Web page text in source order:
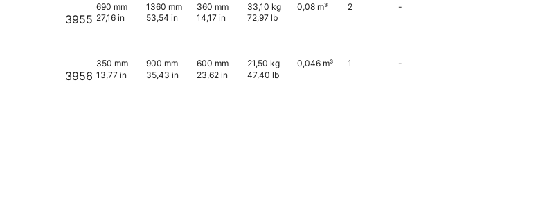
3955
690 mm
27,16 in
1360 mm
53,54 in
360 mm
14,17 in
33,10 kg
72,97 lb
0,08 m³ 2 -
3956
350 mm
13,77 in
900 mm
35,43 in
600 mm
23,62 in
21,50 kg
47,40 lb
0,046 m³ 1 -